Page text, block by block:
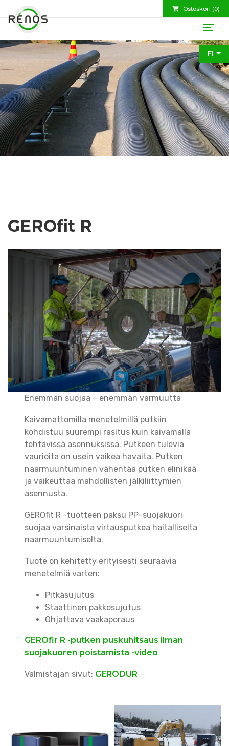
Ostoskori (0)
FI
GEROfit R
Enemmän suojaa – enemmän varmuutta
Kaivamattomilla menetelmillä putkiin
kohdistuu suurempi rasitus kuin kaivamalla
tehtävissä asennuksissa. Putkeen tulevia
vaurioita on usein vaikea havaita. Putken
naarmuuntuminen vähentää putken elinikää
ja vaikeuttaa mahdollisten jälkiliittymien
asennusta.
GEROfit R -tuotteen paksu PP-suojakuori
suojaa varsinaista virtausputkea haitalliselta
naarmuuntumiselta.
Tuote on kehitetty erityisesti seuraavia
menetelmiä varten:
Pitkäsujutus
Staattinen pakkosujutus
Ohjattava vaakaporaus
GEROfir R -putken puskuhitsaus ilman
suojakuoren poistamista -video
Valmistajan sivut: GERODUR